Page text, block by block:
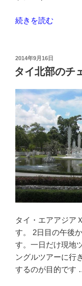
“国
え
1
ラ
オ
ス、
ミ
ャ
ン
マ
ー
3
カ
国
ツ
ア
ー
に
続きを読む
投
稿
日:
2014年9月16日
タイ北部のチ
タイ・エアアジア
す。 2日目の午後
す。一日だけ現地
ングルツアーに行
するのが目的です